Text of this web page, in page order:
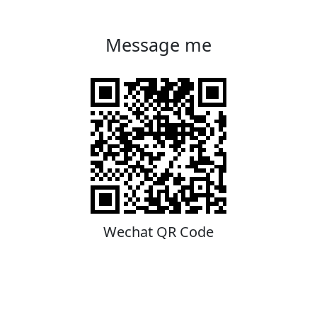
Message me
Wechat QR Code